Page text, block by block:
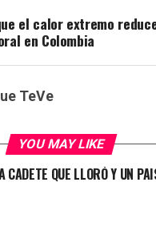
el calor extremo
en Colombia
TeVe
YOU MAY LIKE
CADETE QUE LLORÓ Y UN